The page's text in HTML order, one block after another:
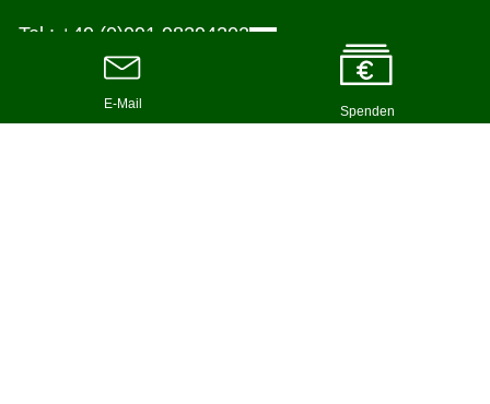
Tel.: +49 (0)991 98294202
E-Mail: kontakt@esvertikal.de
Hochwaldhütte